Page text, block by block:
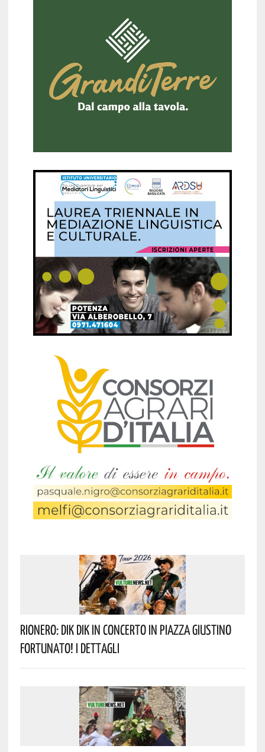
Rionero: DIK DIK In Concerto In Piazza Giustino
Fortunato! I Dettagli